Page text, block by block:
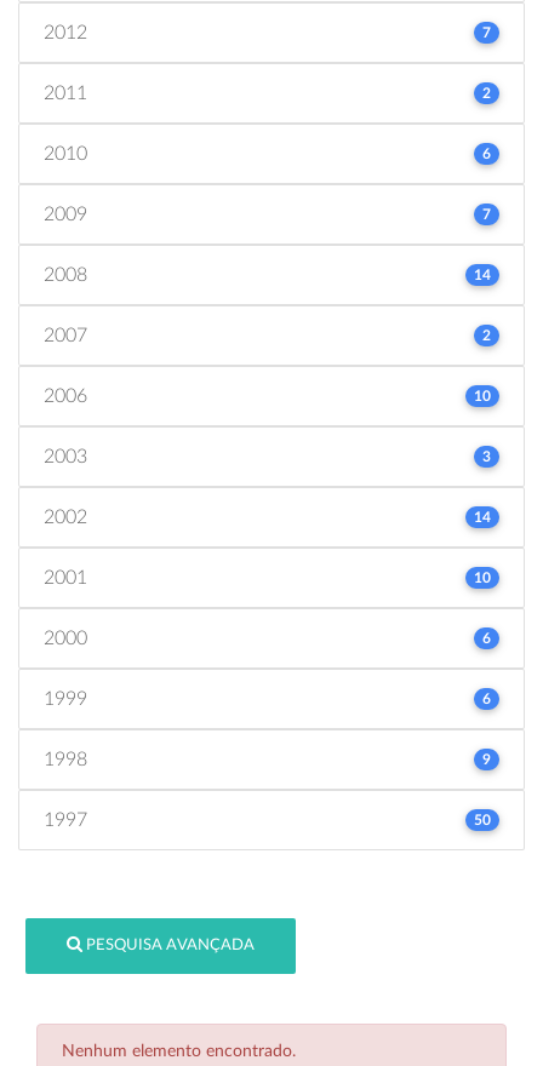
2012 7
2011 2
2010 6
2009 7
2008 14
2007 2
2006 10
2003 3
2002 14
2001 10
2000 6
1999 6
1998 9
1997 50
PESQUISA AVANÇADA
Nenhum elemento encontrado.